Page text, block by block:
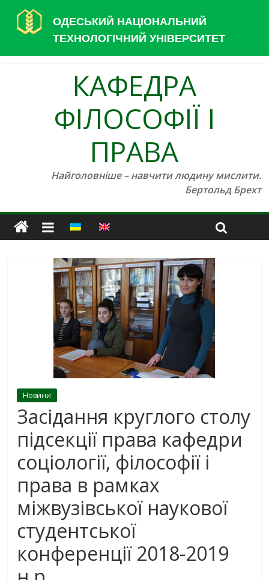
ОДЕСЬКИЙ НАЦІОНАЛЬНИЙ
ТЕХНОЛОГІЧНИЙ УНІВЕРСИТЕТ
КАФЕДРА
ФІЛОСОФІЇ І
ПРАВА
Найголовніше – навчити людину мислити.
Бертольд Брехт
Новини
Засідання круглого столу
підсекції права кафедри
соціології, філософії і
права в рамках
міжвузівської наукової
студентської
конференції 2018-2019